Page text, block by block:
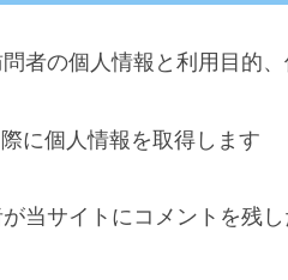
者の個人情報と利用目的
に個人情報を取得します
当サイトにコメントを残